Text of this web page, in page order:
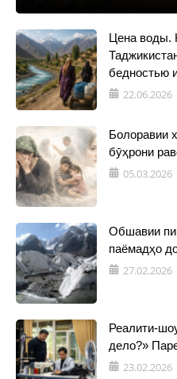
Цена воды.
бедностью
22.06.2026
Болоравии
бӯҳрони
05.03.2026
Обшавии
паёмадҳо
27.02.2026
Реалити-
дело?»
23.02.2026